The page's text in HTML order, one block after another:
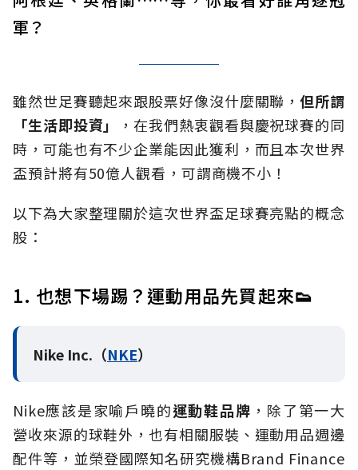
軍？
雖然世足賽聽起來跟股票好像沒什麼關聯，但所謂
「生活即投資」
，在我們熱衷觀看與慶祝球賽的同
時，可能也有不少企業能因此獲利，而且本次世界
盃預計將有50億人觀看，可謂商機不小！
以下為大家整理關於這次世界盃足球賽亮點的概念
股：
1. 也想下場踢？運動用品先買起來👟
Nike Inc.（NKE）
Nike應該是家喻戶曉的運動鞋品牌 ，除了第一大
營收來源的球鞋外，也有相關服裝、運動用品週邊
配件等，並榮登國際知名研究機構Brand Finance